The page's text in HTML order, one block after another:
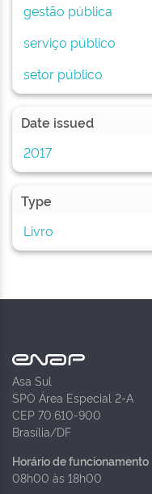
gestão pública
serviço público
setor público
Date issued
2017
Type
Livro
Asa Sul
SPO Área Especial 2-A
CEP 70.610-900
Brasília/DF
Horário de funcionamento
08h00 às 18h00